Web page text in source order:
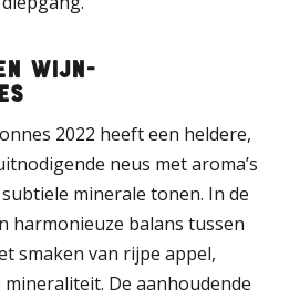
Wijn-
2022 heeft een heldere,
neus met aroma’s
minerale tonen. In de
harmonieuze balans tussen
smaken van rijpe appel,
De aanhoudende